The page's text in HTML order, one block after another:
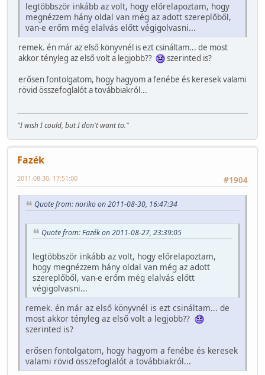
legtöbbször inkább az volt, hogy előrelapoztam, hogy
megnézzem hány oldal van még az adott szereplőből,
van-e erőm még elalvás előtt végigolvasni...
remek. én már az első könyvnél is ezt csináltam... de most
akkor tényleg az első volt a legjobb??
szerinted is?
erősen fontolgatom, hogy hagyom a fenébe és keresek valami
rövid összefoglalót a továbbiakról...
"I wish I could, but I don't want to."
Fazék
#1904
2011-08-30, 17:51:00
Quote from: noriko on 2011-08-30, 16:47:34
Quote from: Fazék on 2011-08-27, 23:39:05
legtöbbször inkább az volt, hogy előrelapoztam,
hogy megnézzem hány oldal van még az adott
szereplőből, van-e erőm még elalvás előtt
végigolvasni...
remek. én már az első könyvnél is ezt csináltam... de
most akkor tényleg az első volt a legjobb??
szerinted is?
erősen fontolgatom, hogy hagyom a fenébe és keresek
valami rövid összefoglalót a továbbiakról...